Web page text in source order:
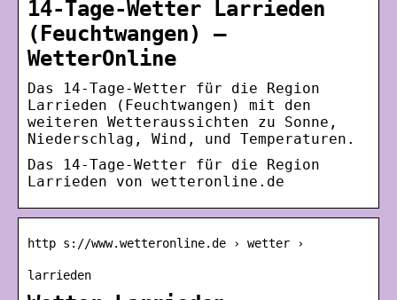
14-Tage-Wetter Larrieden
(Feuchtwangen) –
WetterOnline
Das 14-Tage-Wetter für die Region
Larrieden (Feuchtwangen) mit den
weiteren Wetteraussichten zu Sonne,
Niederschlag, Wind, und Temperaturen.
Das 14-Tage-Wetter für die Region
Larrieden von wetteronline.de
http s://www.wetteronline.de › wetter ›
larrieden